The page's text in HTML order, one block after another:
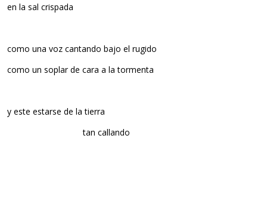
en la sal crispada
como una voz cantando bajo el rugido
como un soplar de cara a la tormenta
y este estarse de la tierra
……………………………..tan callando